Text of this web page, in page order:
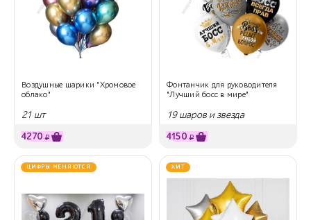
Воздушные шарики "Хромовое
облако"
21 шт
4270 ₽
Фонтанчик для руководителя
"Лучший босс в мире"
19 шаров и звезда
4150 ₽
ЦИФРЫ МЕНЯЮТСЯ ХИТ